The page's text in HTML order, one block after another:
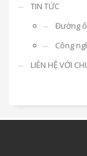
TIN TỨC
Đường
Công
LIÊN HỆ VỚI